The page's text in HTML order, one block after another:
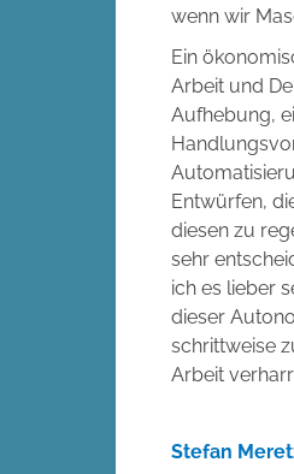
wenn wir
Ein
Arbeit und
Aufhebung,
Entwürfen,
diesen zu
sehr
ich es lieber
dieser
schrittweise
Arbeit
Stefan